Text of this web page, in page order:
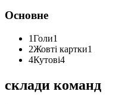
Основне
1Голи1
2Жовті картки1
4Кутові4
склади команд